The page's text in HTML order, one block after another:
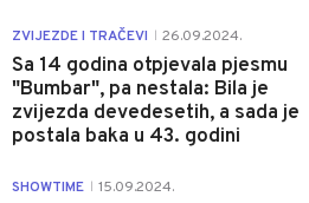
ZVIJEZDE I TRAČEVI 26.09.2024.
Sa 14 godina otpjevala pjesmu
"Bumbar", pa nestala: Bila je
zvijezda devedesetih, a sada je
postala baka u 43. godini
SHOWTIME 15.09.2024.